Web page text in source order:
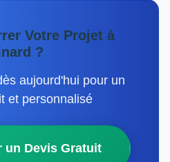
Votre Projet à
?
aujourd'hui pour un
et personnalisé
un Devis Gratuit